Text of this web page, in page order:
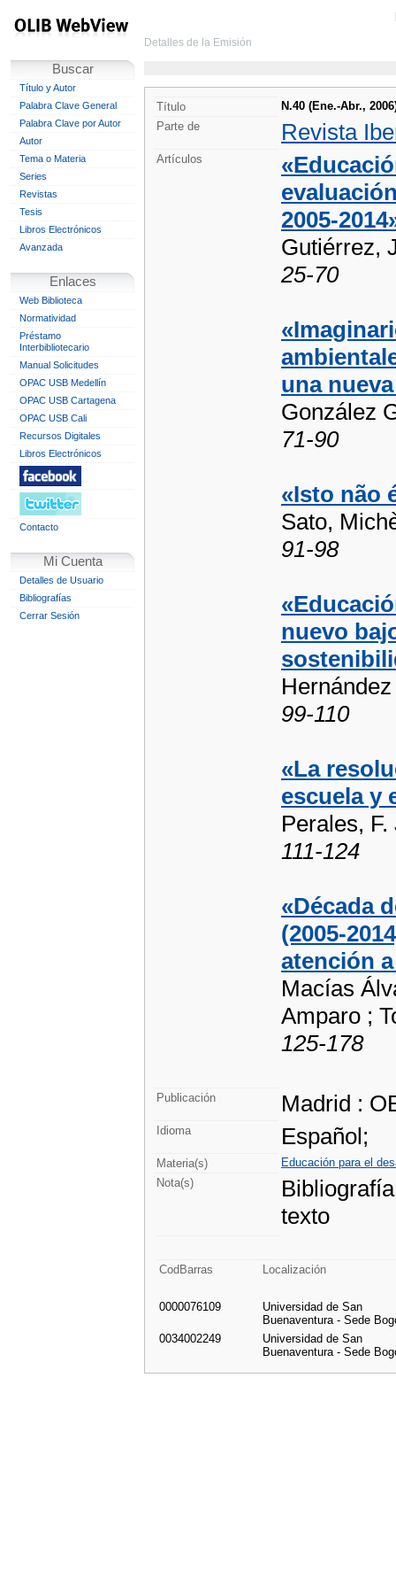
Buscar
Título y Autor
Palabra Clave General
Palabra Clave por Autor
Autor
Tema o Materia
Series
Revistas
Tesis
Libros Electrónicos
Avanzada
Enlaces
Web Biblioteca
Normatividad
Préstamo
Interbibliotecario
Manual Solicitudes
OPAC USB Medellín
OPAC USB Cartagena
OPAC USB Cali
Recursos Digitales
Libros Electrónicos
Contacto
Mi Cuenta
Detalles de Usuario
Bibliografías
Cerrar Sesión
Detalles de la Emisión
Título
N.40 (Ene.-Abr.,
Parte de
Revista
Artículos
2005-
Gutiérrez,
25-70
una
González
71-90
«Isto não
Sato,
91-98
nuevo
99-110
«La
escuela y
Perales,
111-124
«Década
(2005-
atención
Macías
Amparo ;
125-178
Publicación Madrid :
Idioma Español;
Materia(s)
Educación para el
Nota(s)
texto
CodBarras Localización
0000076109
Universidad de San
Buenaventura - Sede
0034002249
Universidad de San
Buenaventura - Sede